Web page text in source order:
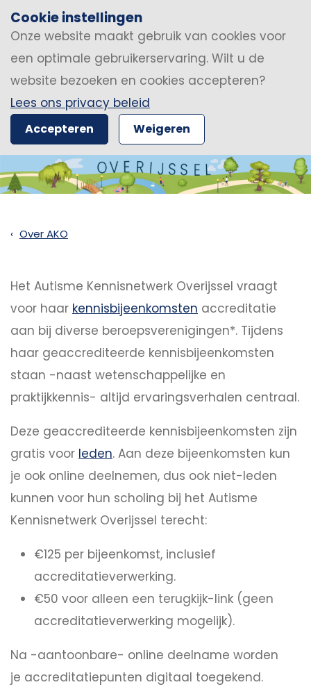
Cookie instellingen
Onze website maakt gebruik van cookies voor
een optimale gebruikerservaring. Wilt u de
website bezoeken en cookies accepteren?
Lees ons privacy beleid
Accepteren Weigeren
Over AKO
Het Autisme Kennisnetwerk Overijssel vraagt
voor haar kennisbijeenkomsten accreditatie
aan bij diverse beroepsverenigingen*. Tijdens
haar geaccrediteerde kennisbijeenkomsten
staan -naast wetenschappelijke en
praktijkkennis- altijd ervaringsverhalen centraal.
Deze geaccrediteerde kennisbijeenkomsten zijn
gratis voor leden. Aan deze bijeenkomsten kun
je ook online deelnemen, dus ook niet-leden
kunnen voor hun scholing bij het Autisme
Kennisnetwerk Overijssel terecht:
€125 per bijeenkomst, inclusief
accreditatieverwerking.
€50 voor alleen een terugkijk-link (geen
accreditatieverwerking mogelijk).
Na -aantoonbare- online deelname worden
je accreditatiepunten digitaal toegekend.